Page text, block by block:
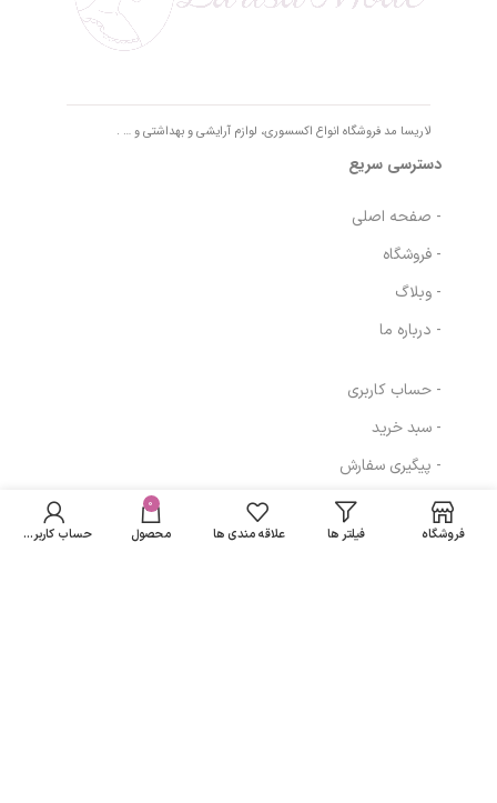
لاریسا مد فروشگاه انواع اکسسوری، لوازم آرایشی و بهداشتی و … .
دسترسی سریع
- صفحه اصلی
- فروشگاه
- وبلاگ
- درباره ما
- حساب کاربری
- سبد خرید
- پیگیری سفارش
- قوانین و مقررات
فروشگاه فیلتر ها علاقه مندی ها
0
محصول حساب کاربری من